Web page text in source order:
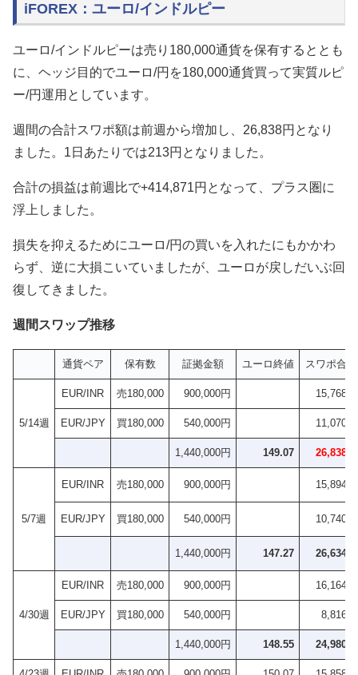
iFOREX：ユーロ/インドルピー
ユーロ/インドルピーは売り180,000通貨を保有するととも
に、ヘッジ目的でユーロ/円を180,000通貨買って実質ルピ
ー/円運用としています。
週間の合計スワポ額は前週から増加し、26,838円となり
ました。1日あたりでは213円となりました。
合計の損益は前週比で+414,871円となって、プラス圏に
浮上しました。
損失を抑えるためにユーロ/円の買いを入れたにもかかわ
らず、逆に大損こいていましたが、ユーロが戻しだいぶ回
復してきました。
週間スワップ推移
通貨ペア 保有数 証拠金額 ユーロ終値 スワポ合計
5/14週
EUR/INR 売180,000 900,000円 15,768円
EUR/JPY 買180,000 540,000円 11,070円
1,440,000円 149.07 26,838円
5/7週
EUR/INR 売180,000 900,000円 15,894円
EUR/JPY 買180,000 540,000円 10,740円
1,440,000円 147.27 26,634円
4/30週
EUR/INR 売180,000 900,000円 16,164円
EUR/JPY 買180,000 540,000円 8,816円
1,440,000円 148.55 24,980円